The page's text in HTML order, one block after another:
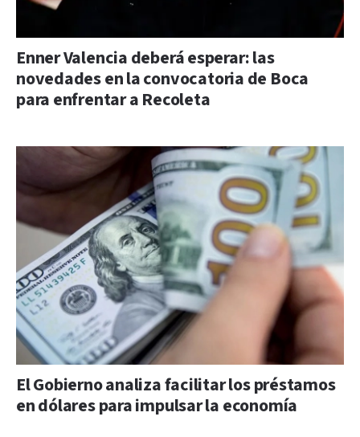
Enner Valencia deberá esperar: las
novedades en la convocatoria de Boca
para enfrentar a Recoleta
El Gobierno analiza facilitar los préstamos
en dólares para impulsar la economía